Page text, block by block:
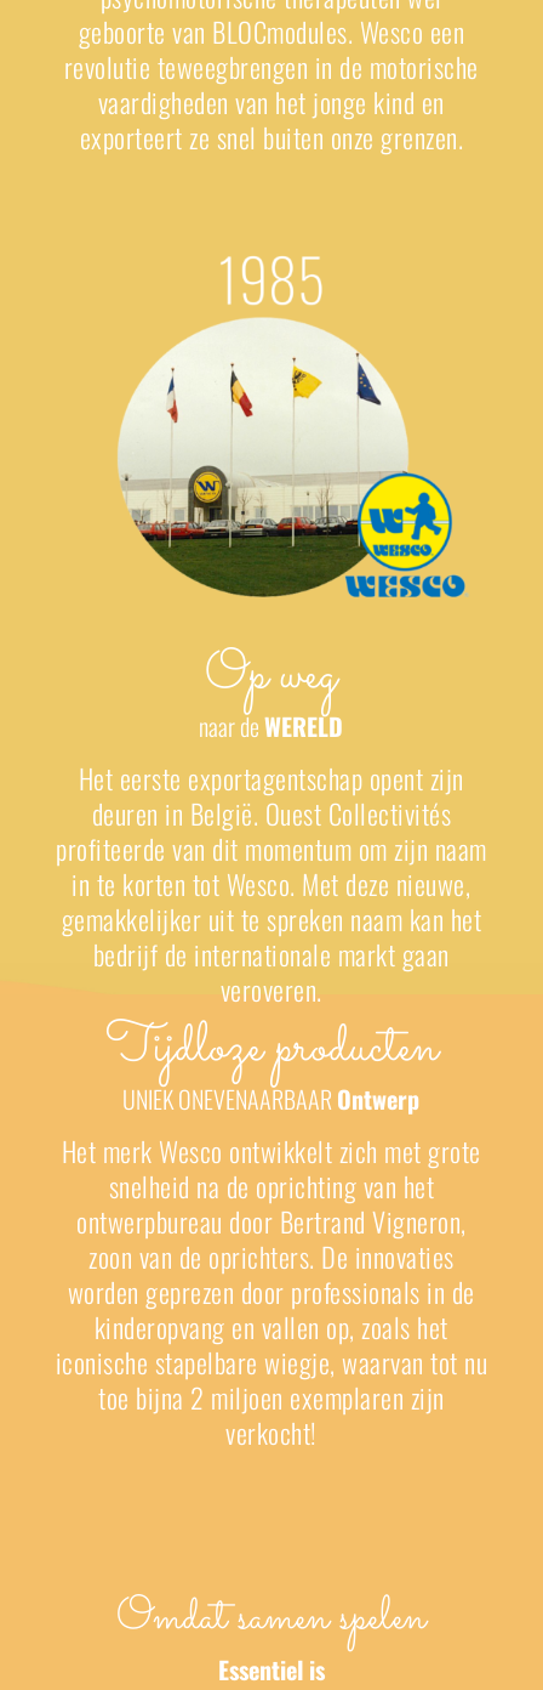
geboorte van BLOCmodules. Wesco een
revolutie teweegbrengen in de motorische
vaardigheden van het jonge kind en
exporteert ze snel buiten onze grenzen.
Op weg
naar deWERELD
Het eerste exportagentschap opent zijn
deuren in België. Ouest Collectivités
profiteerde van dit momentum om zijn naam
in te korten tot Wesco. Met deze nieuwe,
gemakkelijker uit te spreken naam kan het
bedrijf de internationale markt gaan
veroveren.
Tijdloze producten
UNIEK ONEVENAARBAAROntwerp
Het merk Wesco ontwikkelt zich met grote
snelheid na de oprichting van het
ontwerpbureau door Bertrand Vigneron,
zoon van de oprichters. De innovaties
worden geprezen door professionals in de
kinderopvang en vallen op, zoals het
iconische stapelbare wiegje, waarvan tot nu
toe bijna 2 miljoen exemplaren zijn
verkocht!
Omdat samen spelen
Essentiel is